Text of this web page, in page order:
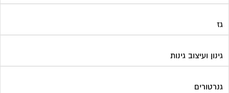
גז
גינון ועיצוב גינות
גנרטורים